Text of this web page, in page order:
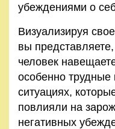
убеждениями о
Визуализируя
вы
человек
особенно
ситуациях,
повлияли на
негативных